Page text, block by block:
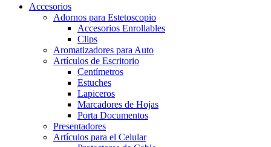
Accesorios
Adornos para Estetoscopio
Accesorios Enrollables
Clips
Aromatizadores para Auto
Artículos de Escritorio
Centímetros
Estuches
Lapiceros
Marcadores de Hojas
Porta Documentos
Presentadores
Artículos para el Celular